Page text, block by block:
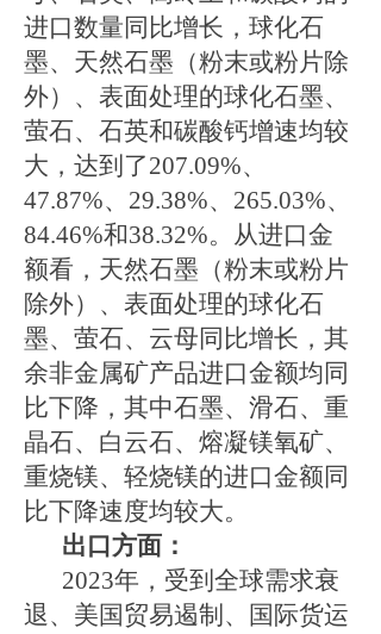
进口数量同比增长，球化石
墨、天然石墨（粉末或粉片除
外）、表面处理的球化石墨、
萤石、石英和碳酸钙增速均较
大，达到了207.09%、
47.87%、 29.38%、 265.03%、
84.46%和38.32%。从进口金
额看，天然石墨（粉末或粉片
除外）、表面处理的球化石
墨、萤石、云母同比增长，其
余非金属矿产品进口金额均同
比下降，其中石墨、滑石、重
晶石、白云石、熔凝镁氧矿、
重烧镁、轻烧镁的进口金额同
比下降速度均较大。
出口方面：
2023年，受到全球需求衰
退、美国贸易遏制、国际货运